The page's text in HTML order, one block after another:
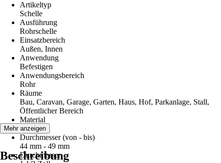
Artikeltyp
Schelle
Ausführung
Rohrschelle
Einsatzbereich
Außen, Innen
Anwendung
Befestigen
Anwendungsbereich
Rohr
Räume
Bau, Caravan, Garage, Garten, Haus, Hof, Parkanlage, Stall,
Öffentlicher Bereich
Material
Metall
Durchmesser (von - bis)
44 mm - 49 mm
Durchmesser
Mehr anzeigen
Beschreibung